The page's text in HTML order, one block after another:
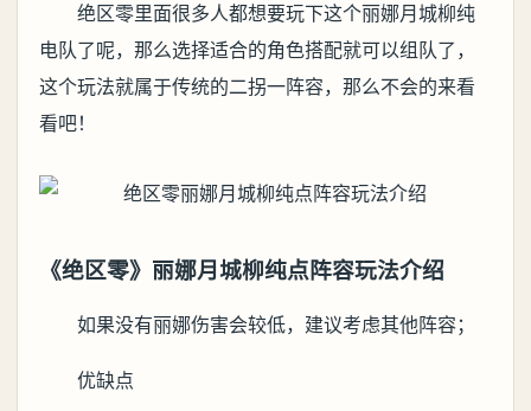
绝区零里面很多人都想要玩下这个丽娜月城柳纯
电队了呢，那么选择适合的角色搭配就可以组队了，
这个玩法就属于传统的二拐一阵容，那么不会的来看
看吧！
《绝区零》丽娜月城柳纯点阵容玩法介绍
如果没有丽娜伤害会较低，建议考虑其他阵容；
优缺点